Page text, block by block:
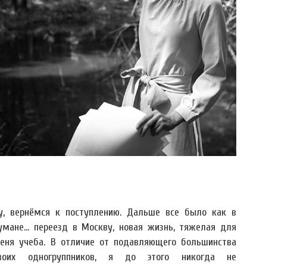
вернёмся к поступлению. Дальше все было как в
переезд в Москву, новая жизнь, тяжелая для
учеба. В отличие от подавляющего большинства
одногруппников, я до этого никогда не